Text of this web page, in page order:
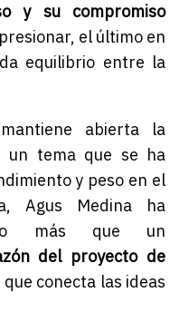
y su compromiso
el último en
equilibrio entre la
abierta la
un tema que se ha
y peso en el
Agus Medina ha
más que un
del proyecto de
conecta las ideas